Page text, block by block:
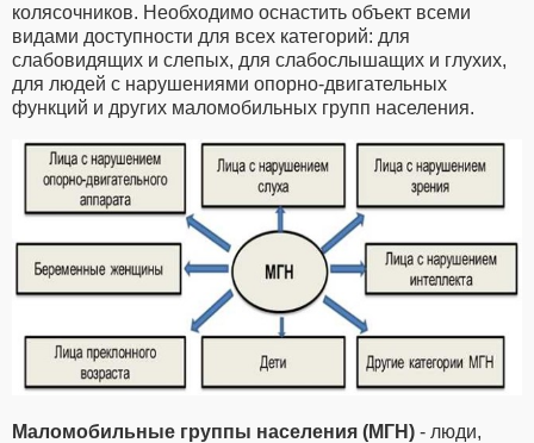
колясочников. Необходимо оснастить объект всеми
видами доступности для всех категорий: для
слабовидящих и слепых, для слабослышащих и глухих,
для людей с нарушениями опорно-двигательных
функций и других маломобильных групп населения.
Маломобильные группы населения (МГН) - люди,